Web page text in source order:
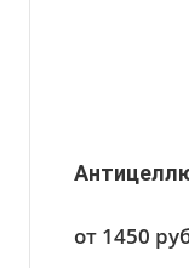
от 1450